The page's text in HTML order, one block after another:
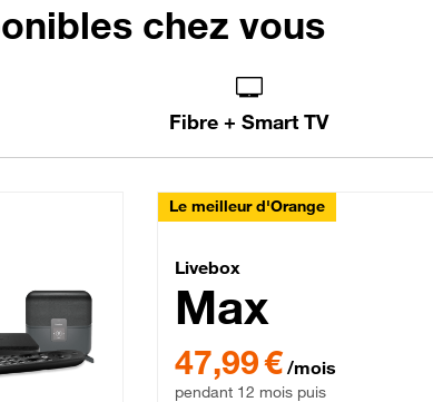
chez vous
Fibre + Smart TV
€ par mois, Engagement 12 mois
Le meilleur d'Orange
Livebox Max
Livebox
Max
47,99 € par mois pendant 12 mois
47,99 € /mois
pendant 12 mois puis